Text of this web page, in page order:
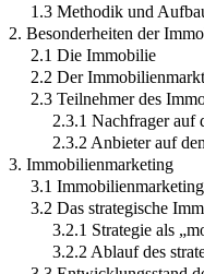
1.3 Methodik und
2. Besonderheiten der
2.1 Die Immobilie
2.2 Der Immobilienmarkt
2.3 Teilnehmer des
2.3.1 Nachfrager auf
2.3.2 Anbieter auf
3. Immobilienmarketing
3.1
3.2 Das strategische
3.2.1 Strategie als
3.2.2 Ablauf des